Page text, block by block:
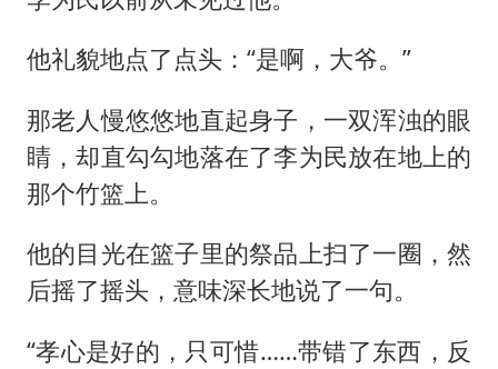
他礼貌地点了点头：“是啊，大爷。”
那老人慢悠悠地直起身子，一双浑浊的眼
睛，却直勾勾地落在了李为民放在地上的
那个竹篮上。
他的目光在篮子里的祭品上扫了一圈，然
后摇了摇头，意味深长地说了一句。
“孝心是好的，只可惜……带错了东西，反